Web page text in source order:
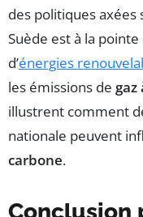
des politiques axées
Suède est à la
d’énergies
les émissions de gaz
illustrent comment
nationale peuvent
carbone.